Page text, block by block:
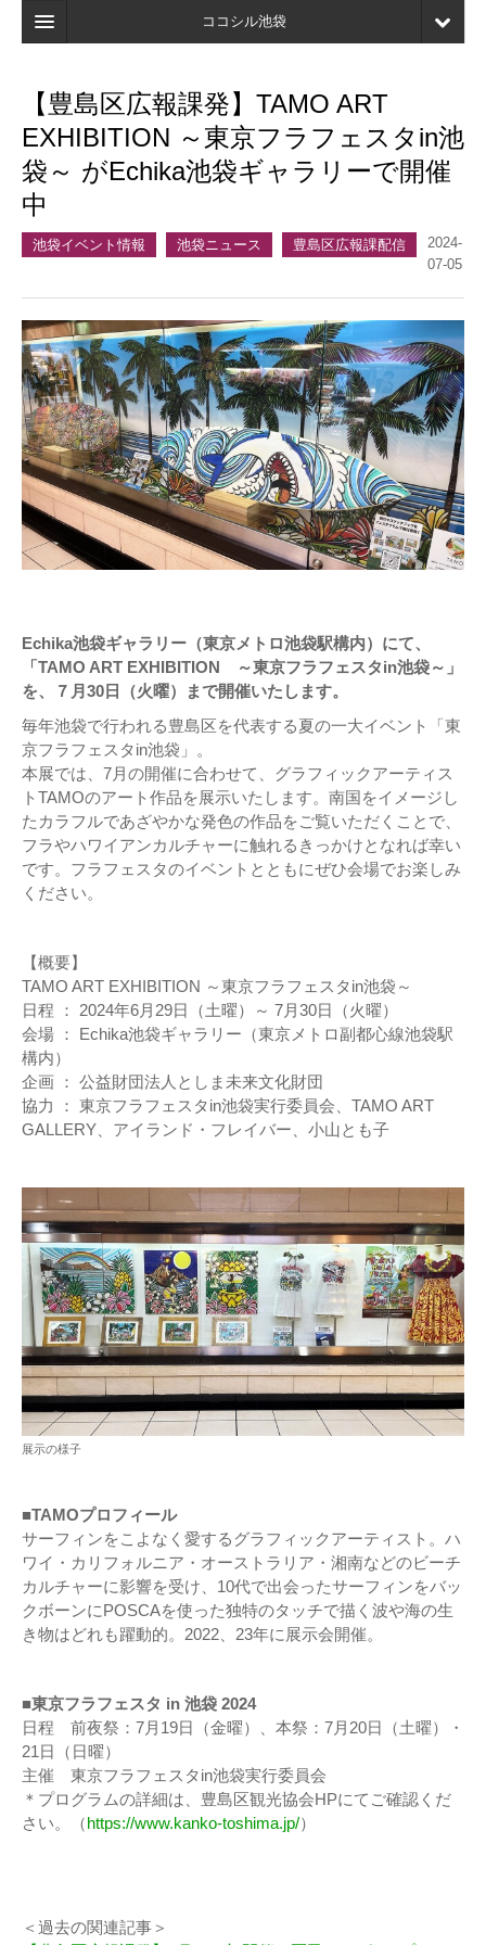
ココシル池袋
検索
マイページ
【豊島区広報課発】TAMO ART
EXHIBITION ～東京フラフェスタin池
袋～ がEchika池袋ギャラリーで開催
中
池袋イベント情報 池袋ニュース 豊島区広報課配信
2024-
07-05
Echika池袋ギャラリー（東京メトロ池袋駅構内）にて、
「TAMO ART EXHIBITION ～東京フラフェスタin池袋～」
を、７月30日（火曜）まで開催いたします。
毎年池袋で行われる豊島区を代表する夏の一大イベント「東
京フラフェスタin池袋」。
本展では、7月の開催に合わせて、グラフィックアーティス
トTAMOのアート作品を展示いたします。南国をイメージし
たカラフルであざやかな発色の作品をご覧いただくことで、
フラやハワイアンカルチャーに触れるきっかけとなれば幸い
です。フラフェスタのイベントとともにぜひ会場でお楽しみ
ください。
【概要】
TAMO ART EXHIBITION ～東京フラフェスタin池袋～
日程 ： 2024年6月29日（土曜）～ 7月30日（火曜）
会場 ： Echika池袋ギャラリー（東京メトロ副都心線池袋駅
構内）
企画 ： 公益財団法人としま未来文化財団
協力 ： 東京フラフェスタin池袋実行委員会、TAMO ART
GALLERY、アイランド・フレイバー、小山とも子
展示の様子
■TAMOプロフィール
サーフィンをこよなく愛するグラフィックアーティスト。ハ
ワイ・カリフォルニア・オーストラリア・湘南などのビーチ
カルチャーに影響を受け、10代で出会ったサーフィンをバッ
クボーンにPOSCAを使った独特のタッチで描く波や海の生
き物はどれも躍動的。2022、23年に展示会開催。
■東京フラフェスタ in 池袋 2024
日程 前夜祭：7月19日（金曜）、本祭：7月20日（土曜）・
21日（日曜）
主催 東京フラフェスタin池袋実行委員会
＊プログラムの詳細は、豊島区観光協会HPにてご確認くだ
さい。（https://www.kanko-toshima.jp/）
＜過去の関連記事＞